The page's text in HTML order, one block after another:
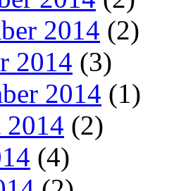
2014 (2)
2014 (3)
2014 (1)
2014 (2)
(4)